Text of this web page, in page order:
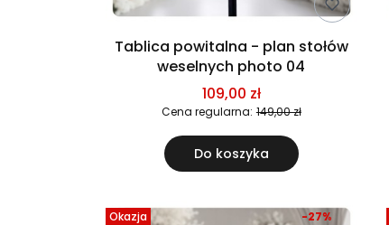
Tablica powitalna - plan stołów
weselnych photo 04
109,00 zł
Cena regularna: 149,00 zł
Do koszyka
Okazja -27%